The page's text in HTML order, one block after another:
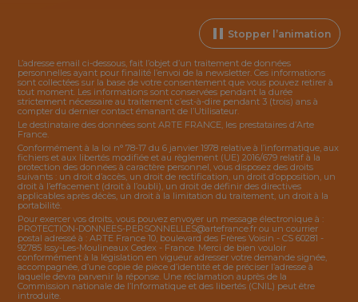
Stopper l’animation
L’adresse email ci-dessous, fait l’objet d’un traitement de données
personnelles ayant pour finalité l’envoi de la newsletter. Ces informations
sont collectées sur la base de votre consentement que vous pouvez retirer à
tout moment. Les informations sont conservées pendant la durée
strictement nécessaire au traitement c’est-à-dire pendant 3 (trois) ans à
compter du dernier contact émanant de l’Utilisateur.
Le destinataire des données sont ARTE FRANCE, les prestataires d’Arte
France.
Conformément à la loi n° 78-17 du 6 janvier 1978 relative à l’informatique, aux
fichiers et aux libertés modifiée et au règlement (UE) 2016/679 relatif à la
protection des données à caractère personnel, vous disposez des droits
suivants : un droit d’accès, un droit de rectification, un droit d’opposition, un
droit à l’effacement (droit à l’oubli), un droit de définir des directives
applicables après décès, un droit à la limitation du traitement, un droit à la
portabilité.
Pour exercer vos droits, vous pouvez envoyer un message électronique à :
PROTECTION-DONNEES-PERSONNELLES@artefrance.fr ou un courrier
postal adressé à : ARTE France 10, boulevard des Frères Voisin - CS 60281 -
92785 Issy-Les-Moulineaux Cedex - France. Merci de bien vouloir
conformément à la législation en vigueur adresser votre demande signée,
accompagnée, d’une copie de pièce d’identité et de préciser l’adresse à
laquelle devra parvenir la réponse. Une réclamation auprès de la
Commission nationale de l’Informatique et des libertés (CNIL) peut être
introduite.